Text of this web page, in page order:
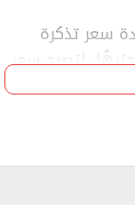
سعر تذكرة
الأولى لقطار التالجو بقيمة 50 جنيهًا، لتصبح سعر
175 جنيهًا بدلاً من 150 جنيهًا لخط وجه